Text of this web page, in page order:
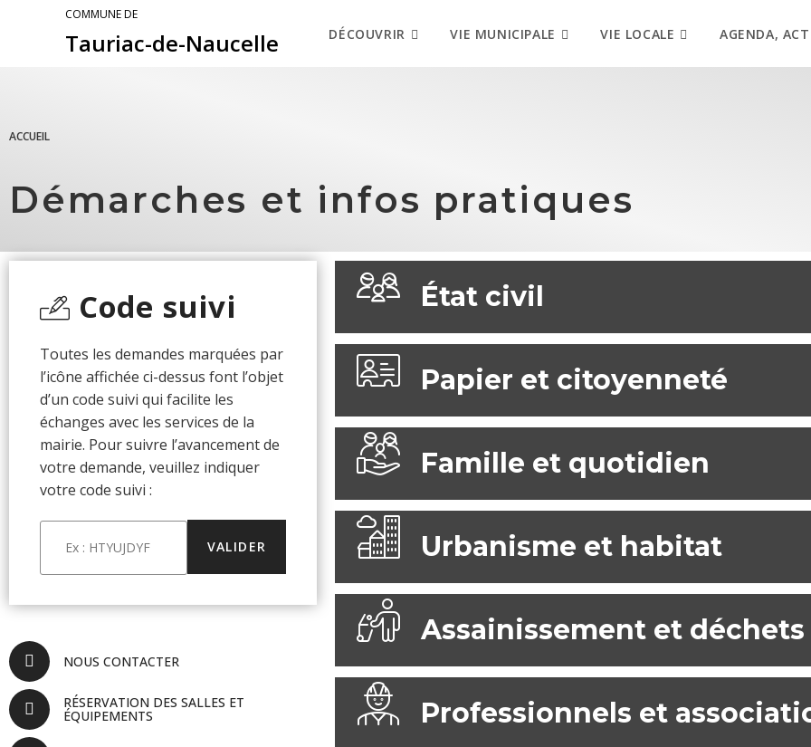
COMMUNE DE
Tauriac-de-Naucelle DÉCOUVRIR VIE MUNICIPALE VIE LOCALE AGENDA,
ACCUEIL
Démarches et infos pratiques
Code suivi
Toutes les demandes marquées par
l’icône affichée ci-dessus font l’objet
d’un code suivi qui facilite les
échanges avec les services de la
mairie. Pour suivre l’avancement de
votre demande, veuillez indiquer
votre code suivi :
NOUS CONTACTER
RÉSERVATION DES SALLES ET
ÉQUIPEMENTS
État civil
Papier et citoyenneté
Famille et quotidien
Urbanisme et habitat
Assainissement et déchets
Professionnels et